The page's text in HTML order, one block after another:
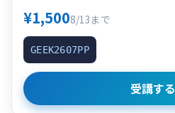
¥1,5008/13まで
GEEK2607PP
受講する